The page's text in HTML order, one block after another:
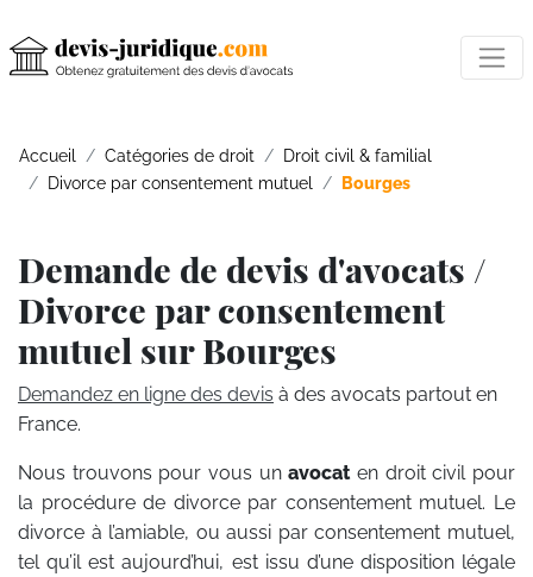
Accueil Catégories de droit
Droit civil & familial
Divorce par consentement mutuel
Bourges
Demande de devis d'avocats /
Divorce par consentement
mutuel sur Bourges
Demandez en ligne des devis à des avocats partout en
France.
Nous trouvons pour vous unavocaten droit civil pour
la procédure de divorce par consentement mutuel. Le
divorce à l’amiable, ou aussi par consentement mutuel,
tel qu’il est aujourd’hui, est issu d’une disposition légale